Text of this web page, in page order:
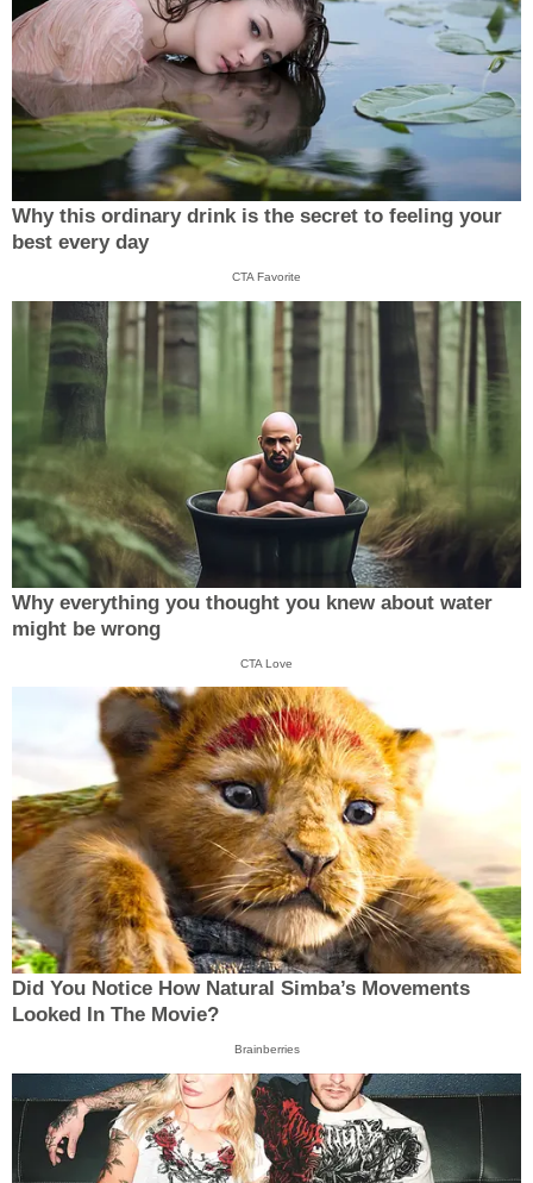
Why this ordinary drink is the secret to feeling your
best every day
CTA Favorite
Why everything you thought you knew about water
might be wrong
CTA Love
Did You Notice How Natural Simba’s Movements
Looked In The Movie?
Brainberries